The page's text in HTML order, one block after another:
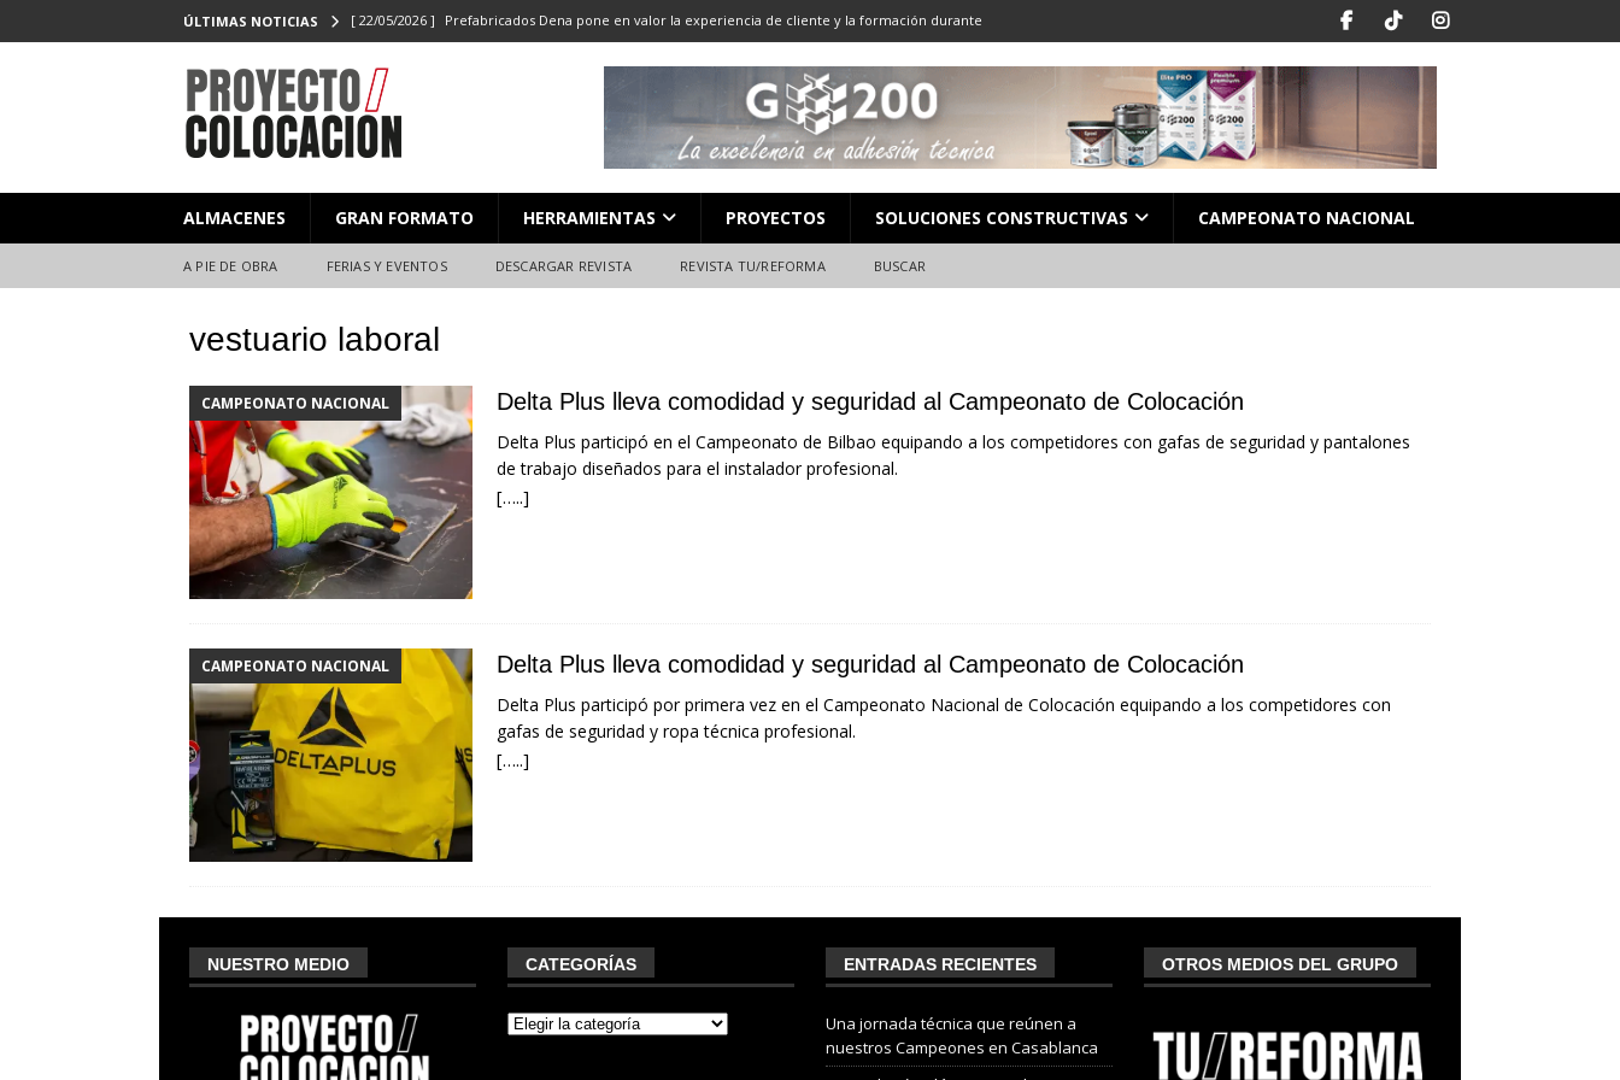
ÚLTIMAS NOTICIAS [ 22/05/2026 ] Prefabricados Dena pone en valor la experiencia de cliente y la formación durante
[ 27/02/2026 ] PROYECTO/COLOCACIÓN 13: CORTE DE GRAN FORMATO DESCARGAR REVISTA
[ 23/06/2025 ] PROYECTO/COLOCACIÓN 8: JUNTAS DESCARGAR REVISTA
Y EVENTOS
[ 08/07/2026 ] Nuevas citas para el profesional de la construcción CAMPEONATO NACIONAL
ALMACENES GRAN FORMATO HERRAMIENTAS PROYECTOS SOLUCIONES CONSTRUCTIVAS CAMPEONATO NACIONAL
A PIE DE OBRA FERIAS Y EVENTOS DESCARGAR REVISTA REVISTA TU/REFORMA BUSCAR
vestuario laboral
CAMPEONATO NACIONAL Delta Plus lleva comodidad y seguridad al Campeonato de Colocación
Delta Plus participó en el Campeonato de Bilbao equipando a los competidores con gafas de seguridad y pantalones
de trabajo diseñados para el instalador profesional.
[…..]
CAMPEONATO NACIONAL Delta Plus lleva comodidad y seguridad al Campeonato de Colocación
Delta Plus participó por primera vez en el Campeonato Nacional de Colocación equipando a los competidores con
gafas de seguridad y ropa técnica profesional.
[…..]
NUESTRO MEDIO CATEGORÍAS ENTRADAS RECIENTES
Una jornada técnica que reúnen a
nuestros Campeones en Casablanca
OTROS MEDIOS DEL GRUPO